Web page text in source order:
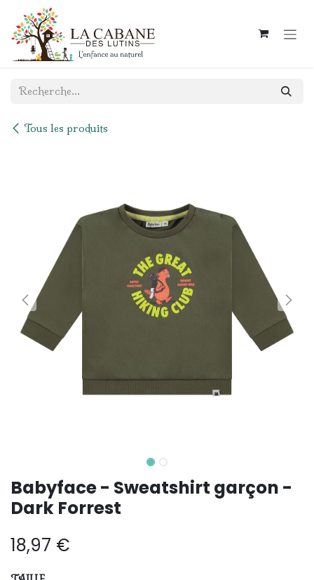
Se rendre au contenu
Tous les produits
Babyface - Sweatshirt garçon -
Dark Forrest
18,97 €